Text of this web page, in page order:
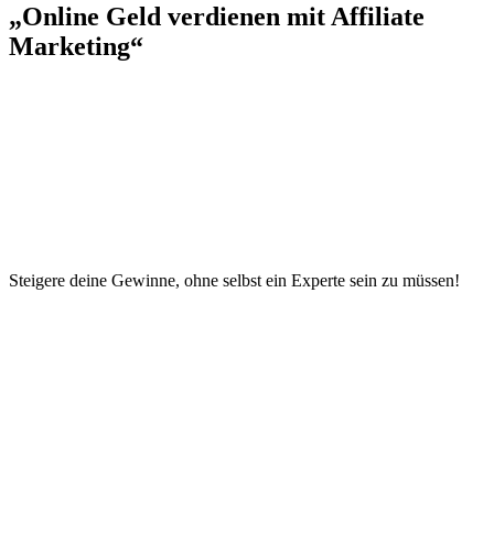
„Online Geld verdienen mit Affiliate
Marketing“
Steigere deine Gewinne, ohne selbst ein Experte sein zu müssen!